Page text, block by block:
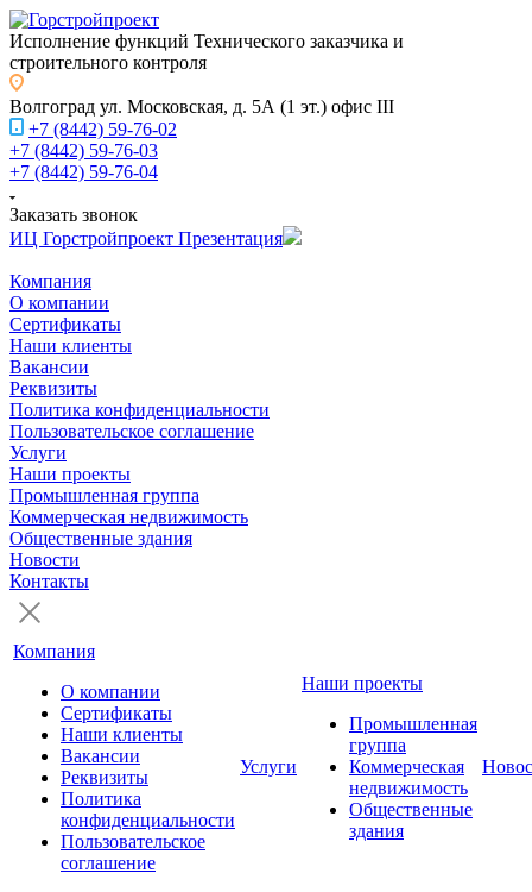
Исполнение функций Технического заказчика и
строительного контроля
Волгоград ул. Московская, д. 5А (1 эт.) офис III
+7 (8442) 59-76-02
+7 (8442) 59-76-03
+7 (8442) 59-76-04
Заказать звонок
ИЦ Горстройпроект Презентация
Компания
О компании
Сертификаты
Наши клиенты
Вакансии
Реквизиты
Политика конфиденциальности
Пользовательское соглашение
Услуги
Наши проекты
Промышленная группа
Коммерческая недвижимость
Общественные здания
Новости
Контакты
Компания
О компании
Сертификаты
Наши клиенты
Вакансии
Реквизиты
Политика
конфиденциальности
Пользовательское
соглашение
Услуги
Наши проекты
Промышленная
группа
Коммерческая
недвижимость
Общественные
здания